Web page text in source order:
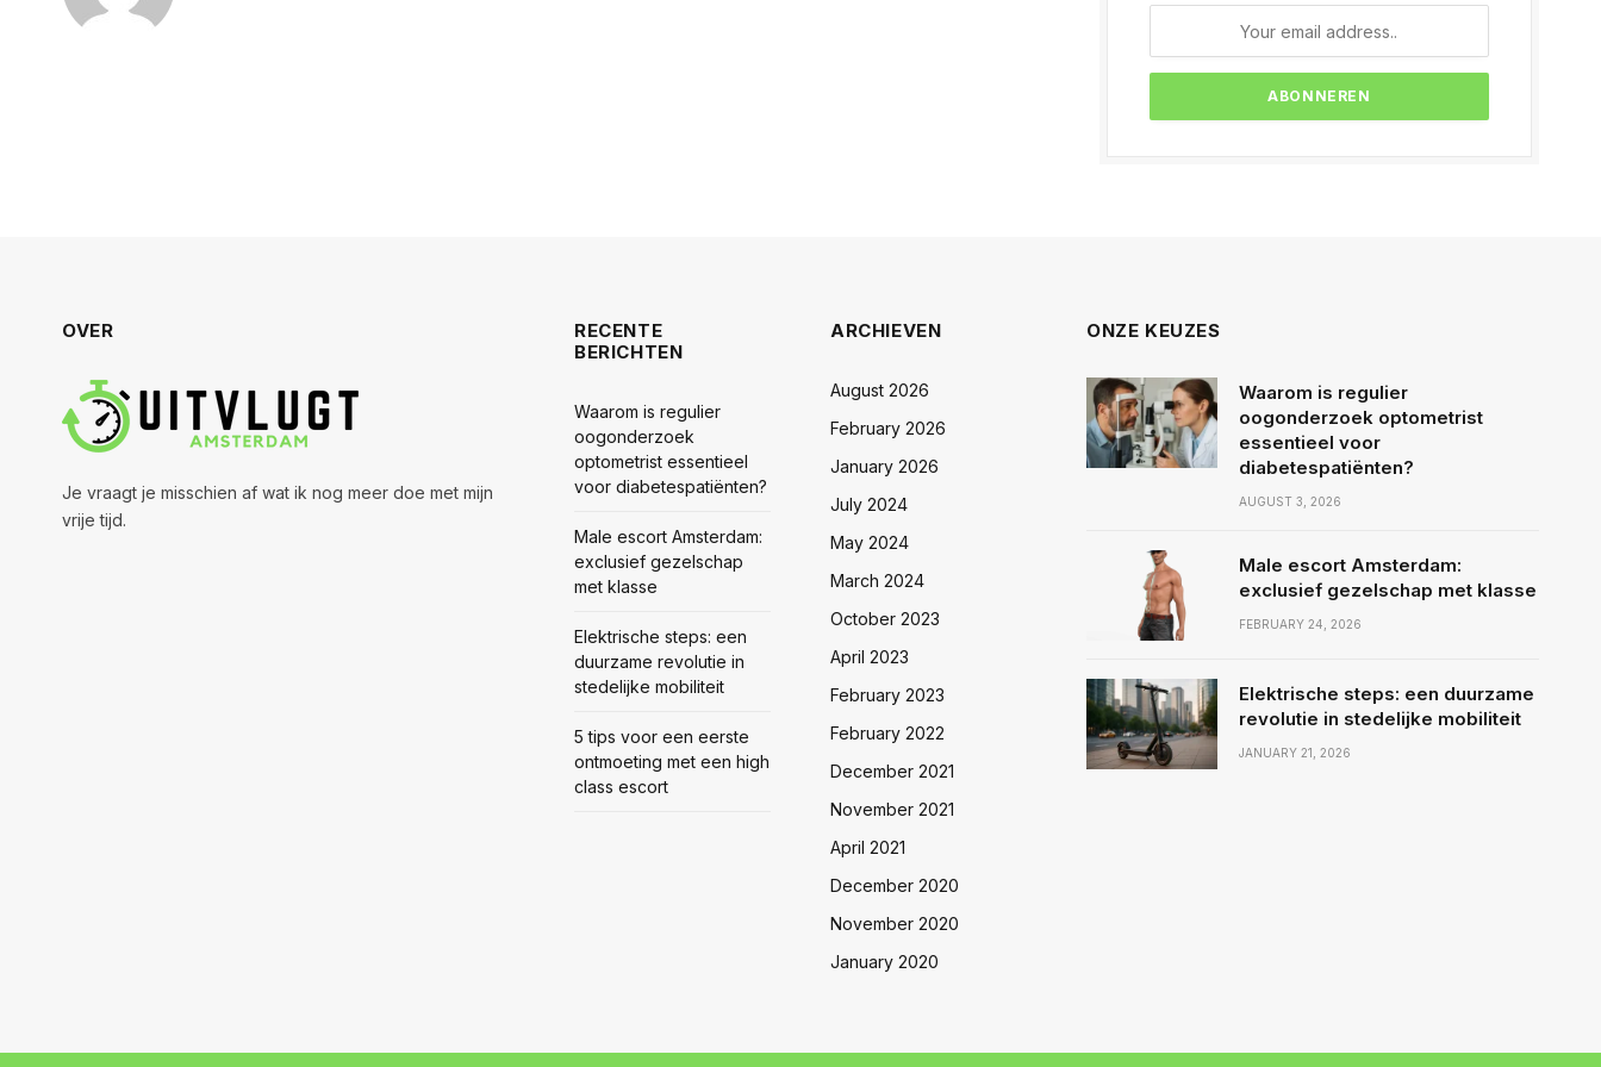
OVER
Je vraagt je misschien af wat ik nog meer doe met mijn
vrije tijd.
RECENTE
BERICHTEN
Waarom is regulier
oogonderzoek
optometrist essentieel
voor diabetespatiënten?
Male escort Amsterdam:
exclusief gezelschap
met klasse
Elektrische steps: een
duurzame revolutie in
stedelijke mobiliteit
5 tips voor een eerste
ontmoeting met een high
class escort
ARCHIEVEN
August 2026
February 2026
January 2026
July 2024
May 2024
March 2024
October 2023
April 2023
February 2023
February 2022
December 2021
November 2021
April 2021
December 2020
November 2020
January 2020
ONZE KEUZES
Waarom is regulier
oogonderzoek optometrist
essentieel voor
diabetespatiënten?
AUGUST 3, 2026
Male escort Amsterdam:
exclusief gezelschap met klasse
FEBRUARY 24, 2026
Elektrische steps: een duurzame
revolutie in stedelijke mobiliteit
JANUARY 21, 2026